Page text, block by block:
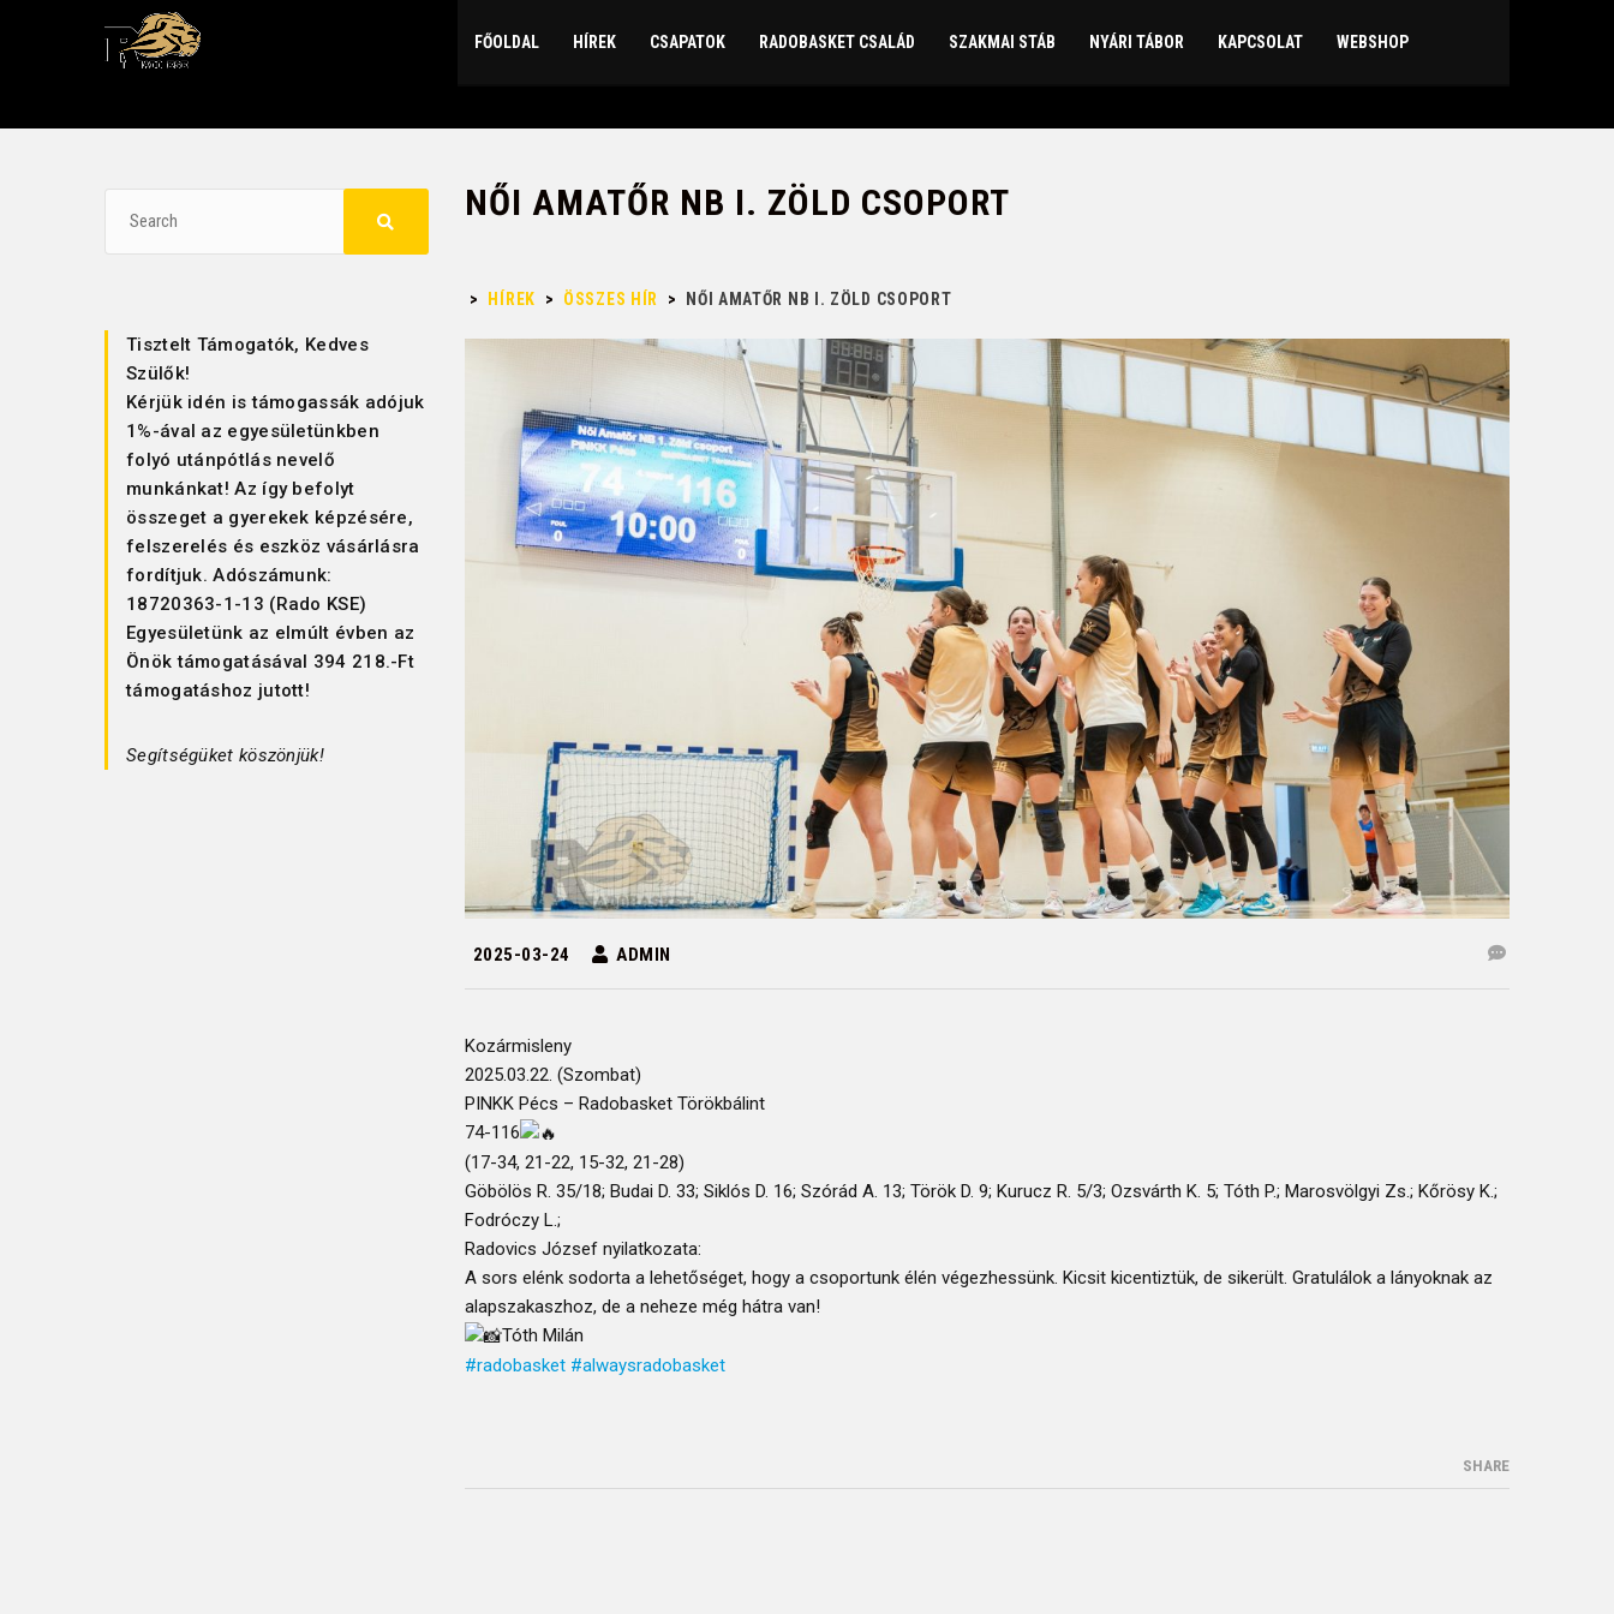
FŐOLDAL HÍREK CSAPATOK RADOBASKET CSALÁD SZAKMAI STÁB NYÁRI TÁBOR KAPCSOLAT WEBSHOP
NŐI AMATŐR NB I. ZÖLD CSOPORT
> HÍREK > ÖSSZES HÍR > NŐI AMATŐR NB I. ZÖLD CSOPORT
2025-03-24 ADMIN
Kozármisleny
2025.03.22. (Szombat)
PINKK Pécs – Radobasket Törökbálint
74-116
(17-34, 21-22, 15-32, 21-28)
Göbölös R. 35/18; Budai D. 33; Siklós D. 16; Szórád A. 13; Török D. 9; Kurucz R. 5/3; Ozsvárth K. 5; Tóth P.; Marosvölgyi Zs.; Kőrösy K.;
Fodróczy L.;
Radovics József nyilatkozata:
A sors elénk sodorta a lehetőséget, hogy a csoportunk élén végezhessünk. Kicsit kicentiztük, de sikerült. Gratulálok a lányoknak az
alapszakaszhoz, de a neheze még hátra van!
Tóth Milán
#radobasket #alwaysradobasket
SHARE
Tisztelt Támogatók, Kedves
Szülők!
Kérjük idén is támogassák adójuk
1%-ával az egyesületünkben
folyó utánpótlás nevelő
munkánkat! Az így befolyt
összeget a gyerekek képzésére,
felszerelés és eszköz vásárlásra
fordítjuk. Adószámunk:
18720363-1-13 (Rado KSE)
Egyesületünk az elmúlt évben az
Önök támogatásával 394 218.-Ft
támogatáshoz jutott!
Segítségüket köszönjük!